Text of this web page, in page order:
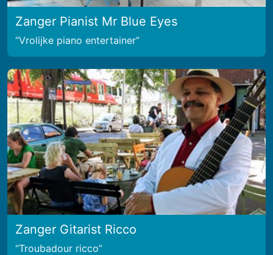
Zanger Pianist Mr Blue Eyes
Vrolijke piano entertainer
Zanger Gitarist Ricco
Troubadour ricco